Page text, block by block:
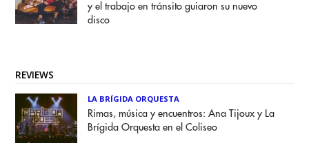
y el trabajo en tránsito guiaron su nuevo
disco
REVIEWS
LA BRÍGIDA ORQUESTA
Rimas, música y encuentros: Ana Tijoux y La
Brígida Orquesta en el Coliseo